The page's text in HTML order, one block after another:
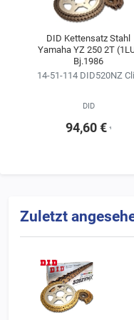
Kitkonfigurator ändern.
Wir empfehlen, sich für
Erstausrüsterqualität zu
(siehe Ergebnisse der
DID Kettensatz Stahl
Yamaha YZ 250 2T
Bj.1986
14-51-114 DID520NZ
DID
94,60 € ¹
Zuletzt